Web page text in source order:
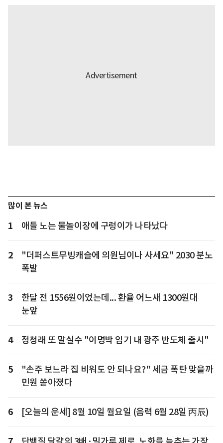
많이 본 뉴스
1 애들 노는 물놀이장에 구렁이가 나타났다
2
"더퍼스트무빙캐슬에 의원님이나 사세요" 2030 분노
폭발
3
한달 전 1556원이었는데... 환율 어느새 1300원대
눈앞
4 정청래 또 말실수 "이명박 임기 내 광주 반도체 출시"
5
"손주 보느라 집 비워도 안 되나요?" 세금 폭탄 맞을까
민원 쏟아졌다
6 [오늘의 운세] 8월 10일 월요일 (음력 6월 28일 丙辰)